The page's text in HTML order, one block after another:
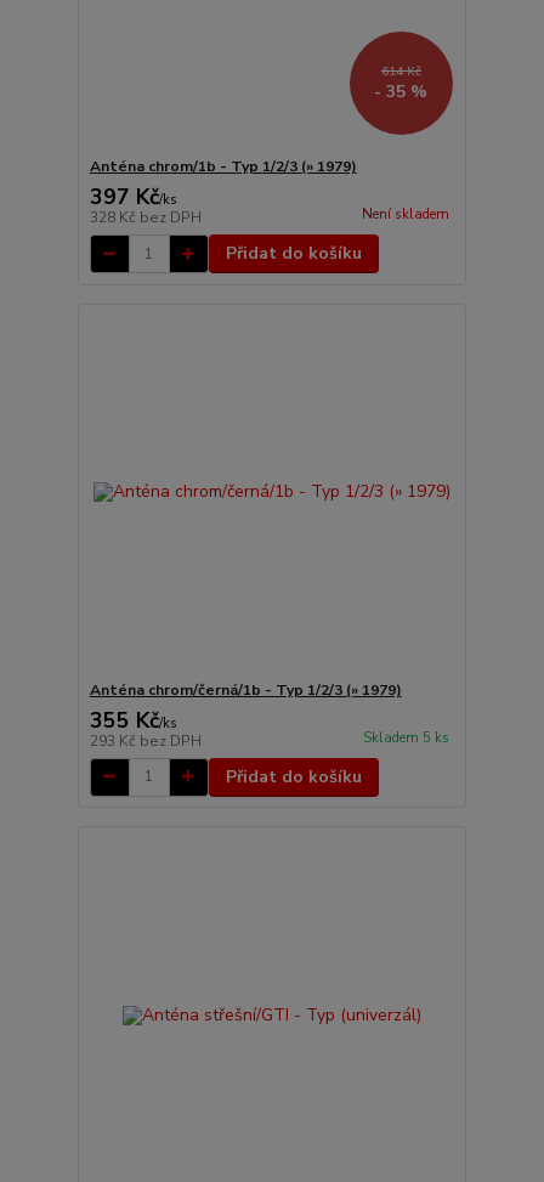
614 Kč
- 35 %
Anténa chrom/1b - Typ 1/2/3 (» 1979)
397 Kč/ks
328 Kč bez DPH Není skladem
Přidat do košíku
Anténa chrom/černá/1b - Typ 1/2/3 (» 1979)
355 Kč/ks
293 Kč bez DPH Skladem 5 ks
Přidat do košíku